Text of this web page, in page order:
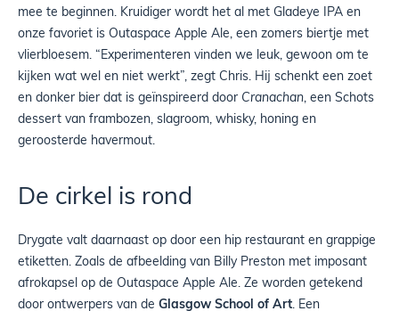
mee te beginnen. Kruidiger wordt het al met Gladeye IPA en
onze favoriet is Outaspace Apple Ale, een zomers biertje met
vlierbloesem. “Experimenteren vinden we leuk, gewoon om te
kijken wat wel en niet werkt”, zegt Chris. Hij schenkt een zoet
en donker bier dat is geïnspireerd door Cranachan, een Schots
dessert van frambozen, slagroom, whisky, honing en
geroosterde havermout.
De cirkel is rond
Drygate valt daarnaast op door een hip restaurant en grappige
etiketten. Zoals de afbeelding van Billy Preston met imposant
afrokapsel op de Outaspace Apple Ale. Ze worden getekend
door ontwerpers van de Glasgow School of Art. Een